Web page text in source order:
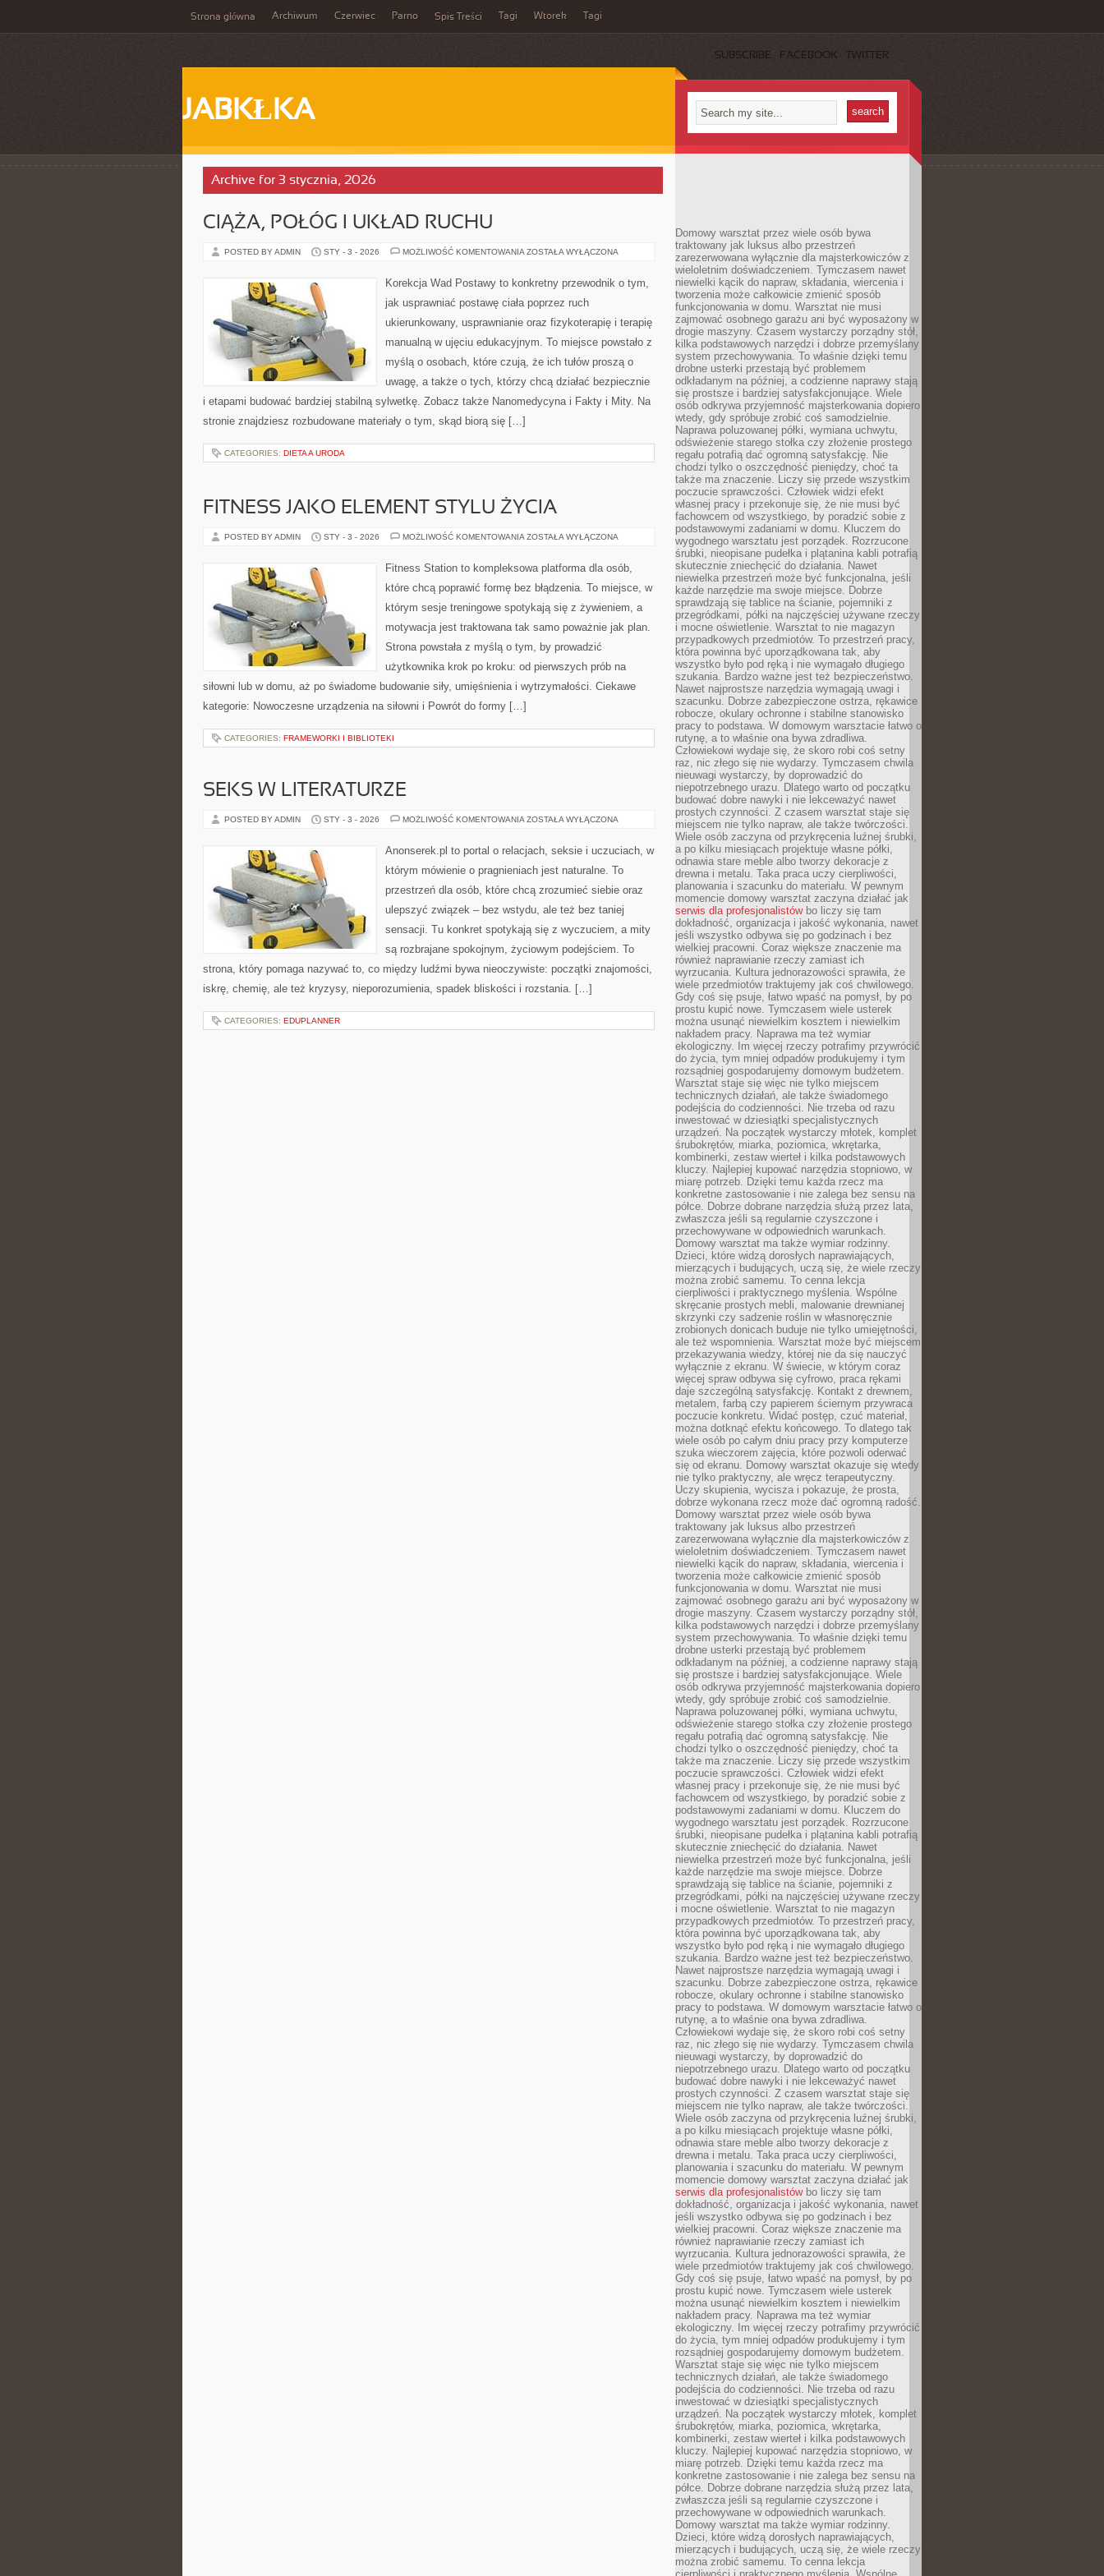
Strona główna Archiwum Czerwiec Parno Spis Treści Tagi Wtorek Tagi
SUBSCRIBE FACEBOOK TWITTER
JABKŁKA
Archive for 3 stycznia, 2026
CIĄŻA, POŁÓG I UKŁAD RUCHU
POSTED BY ADMIN STY - 3 - 2026 MOŻLIWOŚĆ KOMENTOWANIA CIĄŻA,
UKŁAD
RUCHU
ZOSTAŁA WYŁĄCZONA
Korekcja Wad Postawy to konkretny przewodnik o tym,
jak usprawniać postawę ciała poprzez ruch
ukierunkowany, usprawnianie oraz fizykoterapię i terapię
manualną w ujęciu edukacyjnym. To miejsce powstało z
myślą o osobach, które czują, że ich tułów proszą o
uwagę, a także o tych, którzy chcą działać bezpiecznie
i etapami budować bardziej stabilną sylwetkę. Zobacz także Nanomedycyna i Fakty i Mity. Na
stronie znajdziesz rozbudowane materiały o tym, skąd biorą się […]
CATEGORIES: DIETA A URODA
FITNESS JAKO ELEMENT STYLU ŻYCIA
POSTED BY ADMIN STY - 3 - 2026 MOŻLIWOŚĆ KOMENTOWANIA FITNESS
STYLU
ŻYCIA
ZOSTAŁA WYŁĄCZONA
Fitness Station to kompleksowa platforma dla osób,
które chcą poprawić formę bez błądzenia. To miejsce, w
którym sesje treningowe spotykają się z żywieniem, a
motywacja jest traktowana tak samo poważnie jak plan.
Strona powstała z myślą o tym, by prowadzić
użytkownika krok po kroku: od pierwszych prób na
siłowni lub w domu, aż po świadome budowanie siły, umięśnienia i wytrzymałości. Ciekawe
kategorie: Nowoczesne urządzenia na siłowni i Powrót do formy […]
CATEGORIES: FRAMEWORKI I BIBLIOTEKI
SEKS W LITERATURZE
POSTED BY ADMIN STY - 3 - 2026 MOŻLIWOŚĆ KOMENTOWANIA SEKS
ZOSTAŁA WYŁĄCZONA
Anonserek.pl to portal o relacjach, seksie i uczuciach, w
którym mówienie o pragnieniach jest naturalne. To
przestrzeń dla osób, które chcą zrozumieć siebie oraz
ulepszyć związek – bez wstydu, ale też bez taniej
sensacji. Tu konkret spotykają się z wyczuciem, a mity
są rozbrajane spokojnym, życiowym podejściem. To
strona, który pomaga nazywać to, co między ludźmi bywa nieoczywiste: początki znajomości,
iskrę, chemię, ale też kryzysy, nieporozumienia, spadek bliskości i rozstania. […]
CATEGORIES: EDUPLANNER
Domowy warsztat przez wiele osób bywa
traktowany jak luksus albo przestrzeń
zarezerwowana wyłącznie dla majsterkowiczów z
wieloletnim doświadczeniem. Tymczasem nawet
niewielki kącik do napraw, składania, wiercenia i
tworzenia może całkowicie zmienić sposób
funkcjonowania w domu. Warsztat nie musi
zajmować osobnego garażu ani być wyposażony w
drogie maszyny. Czasem wystarczy porządny stół,
kilka podstawowych narzędzi i dobrze przemyślany
system przechowywania. To właśnie dzięki temu
drobne usterki przestają być problemem
odkładanym na później, a codzienne naprawy stają
się prostsze i bardziej satysfakcjonujące. Wiele
osób odkrywa przyjemność majsterkowania dopiero
wtedy, gdy spróbuje zrobić coś samodzielnie.
Naprawa poluzowanej półki, wymiana uchwytu,
odświeżenie starego stołka czy złożenie prostego
regału potrafią dać ogromną satysfakcję. Nie
chodzi tylko o oszczędność pieniędzy, choć ta
także ma znaczenie. Liczy się przede wszystkim
poczucie sprawczości. Człowiek widzi efekt
własnej pracy i przekonuje się, że nie musi być
fachowcem od wszystkiego, by poradzić sobie z
podstawowymi zadaniami w domu. Kluczem do
wygodnego warsztatu jest porządek. Rozrzucone
śrubki, nieopisane pudełka i plątanina kabli potrafią
skutecznie zniechęcić do działania. Nawet
niewielka przestrzeń może być funkcjonalna, jeśli
każde narzędzie ma swoje miejsce. Dobrze
sprawdzają się tablice na ścianie, pojemniki z
przegródkami, półki na najczęściej używane rzeczy
i mocne oświetlenie. Warsztat to nie magazyn
przypadkowych przedmiotów. To przestrzeń pracy,
która powinna być uporządkowana tak, aby
wszystko było pod ręką i nie wymagało długiego
szukania. Bardzo ważne jest też bezpieczeństwo.
Nawet najprostsze narzędzia wymagają uwagi i
szacunku. Dobrze zabezpieczone ostrza, rękawice
robocze, okulary ochronne i stabilne stanowisko
pracy to podstawa. W domowym warsztacie łatwo o
rutynę, a to właśnie ona bywa zdradliwa.
Człowiekowi wydaje się, że skoro robi coś setny
raz, nic złego się nie wydarzy. Tymczasem chwila
nieuwagi wystarczy, by doprowadzić do
niepotrzebnego urazu. Dlatego warto od początku
budować dobre nawyki i nie lekceważyć nawet
prostych czynności. Z czasem warsztat staje się
miejscem nie tylko napraw, ale także twórczości.
Wiele osób zaczyna od przykręcenia luźnej śrubki,
a po kilku miesiącach projektuje własne półki,
odnawia stare meble albo tworzy dekoracje z
drewna i metalu. Taka praca uczy cierpliwości,
planowania i szacunku do materiału. W pewnym
momencie domowy warsztat zaczyna działać jak
serwis dla profesjonalistówbo liczy się tam
dokładność, organizacja i jakość wykonania, nawet
jeśli wszystko odbywa się po godzinach i bez
wielkiej pracowni. Coraz większe znaczenie ma
również naprawianie rzeczy zamiast ich
wyrzucania. Kultura jednorazowości sprawiła, że
wiele przedmiotów traktujemy jak coś chwilowego.
Gdy coś się psuje, łatwo wpaść na pomysł, by po
prostu kupić nowe. Tymczasem wiele usterek
można usunąć niewielkim kosztem i niewielkim
nakładem pracy. Naprawa ma też wymiar
ekologiczny. Im więcej rzeczy potrafimy przywrócić
do życia, tym mniej odpadów produkujemy i tym
rozsądniej gospodarujemy domowym budżetem.
Warsztat staje się więc nie tylko miejscem
technicznych działań, ale także świadomego
podejścia do codzienności. Nie trzeba od razu
inwestować w dziesiątki specjalistycznych
urządzeń. Na początek wystarczy młotek, komplet
śrubokrętów, miarka, poziomica, wkrętarka,
kombinerki, zestaw wierteł i kilka podstawowych
kluczy. Najlepiej kupować narzędzia stopniowo, w
miarę potrzeb. Dzięki temu każda rzecz ma
konkretne zastosowanie i nie zalega bez sensu na
półce. Dobrze dobrane narzędzia służą przez lata,
zwłaszcza jeśli są regularnie czyszczone i
przechowywane w odpowiednich warunkach.
Domowy warsztat ma także wymiar rodzinny.
Dzieci, które widzą dorosłych naprawiających,
mierzących i budujących, uczą się, że wiele rzeczy
można zrobić samemu. To cenna lekcja
cierpliwości i praktycznego myślenia. Wspólne
skręcanie prostych mebli, malowanie drewnianej
skrzynki czy sadzenie roślin w własnoręcznie
zrobionych donicach buduje nie tylko umiejętności,
ale też wspomnienia. Warsztat może być miejscem
przekazywania wiedzy, której nie da się nauczyć
wyłącznie z ekranu. W świecie, w którym coraz
więcej spraw odbywa się cyfrowo, praca rękami
daje szczególną satysfakcję. Kontakt z drewnem,
metalem, farbą czy papierem ściernym przywraca
poczucie konkretu. Widać postęp, czuć materiał,
można dotknąć efektu końcowego. To dlatego tak
wiele osób po całym dniu pracy przy komputerze
szuka wieczorem zajęcia, które pozwoli oderwać
się od ekranu. Domowy warsztat okazuje się wtedy
nie tylko praktyczny, ale wręcz terapeutyczny.
Uczy skupienia, wycisza i pokazuje, że prosta,
dobrze wykonana rzecz może dać ogromną radość.
Domowy warsztat przez wiele osób bywa
traktowany jak luksus albo przestrzeń
zarezerwowana wyłącznie dla majsterkowiczów z
wieloletnim doświadczeniem. Tymczasem nawet
niewielki kącik do napraw, składania, wiercenia i
tworzenia może całkowicie zmienić sposób
funkcjonowania w domu. Warsztat nie musi
zajmować osobnego garażu ani być wyposażony w
drogie maszyny. Czasem wystarczy porządny stół,
kilka podstawowych narzędzi i dobrze przemyślany
system przechowywania. To właśnie dzięki temu
drobne usterki przestają być problemem
odkładanym na później, a codzienne naprawy stają
się prostsze i bardziej satysfakcjonujące. Wiele
osób odkrywa przyjemność majsterkowania dopiero
wtedy, gdy spróbuje zrobić coś samodzielnie.
Naprawa poluzowanej półki, wymiana uchwytu,
odświeżenie starego stołka czy złożenie prostego
regału potrafią dać ogromną satysfakcję. Nie
chodzi tylko o oszczędność pieniędzy, choć ta
także ma znaczenie. Liczy się przede wszystkim
poczucie sprawczości. Człowiek widzi efekt
własnej pracy i przekonuje się, że nie musi być
fachowcem od wszystkiego, by poradzić sobie z
podstawowymi zadaniami w domu. Kluczem do
wygodnego warsztatu jest porządek. Rozrzucone
śrubki, nieopisane pudełka i plątanina kabli potrafią
skutecznie zniechęcić do działania. Nawet
niewielka przestrzeń może być funkcjonalna, jeśli
każde narzędzie ma swoje miejsce. Dobrze
sprawdzają się tablice na ścianie, pojemniki z
przegródkami, półki na najczęściej używane rzeczy
i mocne oświetlenie. Warsztat to nie magazyn
przypadkowych przedmiotów. To przestrzeń pracy,
która powinna być uporządkowana tak, aby
wszystko było pod ręką i nie wymagało długiego
szukania. Bardzo ważne jest też bezpieczeństwo.
Nawet najprostsze narzędzia wymagają uwagi i
szacunku. Dobrze zabezpieczone ostrza, rękawice
robocze, okulary ochronne i stabilne stanowisko
pracy to podstawa. W domowym warsztacie łatwo o
rutynę, a to właśnie ona bywa zdradliwa.
Człowiekowi wydaje się, że skoro robi coś setny
raz, nic złego się nie wydarzy. Tymczasem chwila
nieuwagi wystarczy, by doprowadzić do
niepotrzebnego urazu. Dlatego warto od początku
budować dobre nawyki i nie lekceważyć nawet
prostych czynności. Z czasem warsztat staje się
miejscem nie tylko napraw, ale także twórczości.
Wiele osób zaczyna od przykręcenia luźnej śrubki,
a po kilku miesiącach projektuje własne półki,
odnawia stare meble albo tworzy dekoracje z
drewna i metalu. Taka praca uczy cierpliwości,
planowania i szacunku do materiału. W pewnym
momencie domowy warsztat zaczyna działać jak
serwis dla profesjonalistówbo liczy się tam
dokładność, organizacja i jakość wykonania, nawet
jeśli wszystko odbywa się po godzinach i bez
wielkiej pracowni. Coraz większe znaczenie ma
również naprawianie rzeczy zamiast ich
wyrzucania. Kultura jednorazowości sprawiła, że
wiele przedmiotów traktujemy jak coś chwilowego.
Gdy coś się psuje, łatwo wpaść na pomysł, by po
prostu kupić nowe. Tymczasem wiele usterek
można usunąć niewielkim kosztem i niewielkim
nakładem pracy. Naprawa ma też wymiar
ekologiczny. Im więcej rzeczy potrafimy przywrócić
do życia, tym mniej odpadów produkujemy i tym
rozsądniej gospodarujemy domowym budżetem.
Warsztat staje się więc nie tylko miejscem
technicznych działań, ale także świadomego
podejścia do codzienności. Nie trzeba od razu
inwestować w dziesiątki specjalistycznych
urządzeń. Na początek wystarczy młotek, komplet
śrubokrętów, miarka, poziomica, wkrętarka,
kombinerki, zestaw wierteł i kilka podstawowych
kluczy. Najlepiej kupować narzędzia stopniowo, w
miarę potrzeb. Dzięki temu każda rzecz ma
konkretne zastosowanie i nie zalega bez sensu na
półce. Dobrze dobrane narzędzia służą przez lata,
zwłaszcza jeśli są regularnie czyszczone i
przechowywane w odpowiednich warunkach.
Domowy warsztat ma także wymiar rodzinny.
Dzieci, które widzą dorosłych naprawiających,
mierzących i budujących, uczą się, że wiele rzeczy
można zrobić samemu. To cenna lekcja